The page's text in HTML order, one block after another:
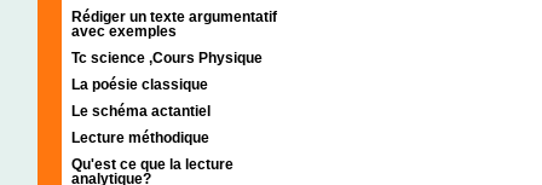
Rédiger un texte argumentatif
avec exemples
Tc science ,Cours Physique
La poésie classique
Le schéma actantiel
Lecture méthodique
Qu'est ce que la lecture
analytique?